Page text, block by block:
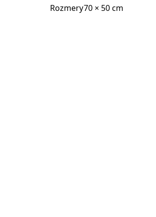
Rozmery70 × 50 cm